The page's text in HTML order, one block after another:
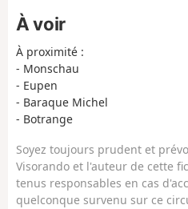
À voir
À proximité :
- Monschau
- Eupen
- Baraque Michel
- Botrange
Soyez toujours prudent et
Visorando et l'auteur de cette
tenus responsables en cas
quelconque survenu sur ce